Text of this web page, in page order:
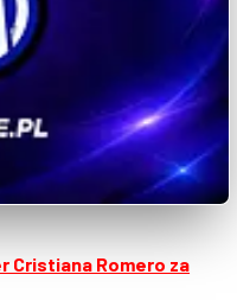
Cristiana Romero za